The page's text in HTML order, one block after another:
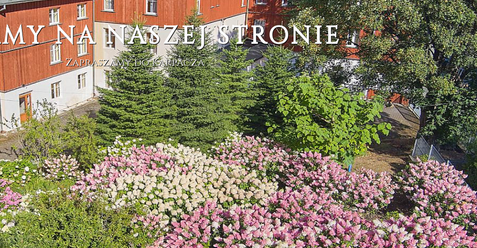
- KARPACZ
Gwarancja wielu atrakcji i udanego wypoczynku w górach
Następny